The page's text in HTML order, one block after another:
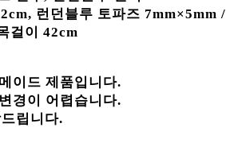
런던블루 토파즈 7mm×5mm /
걸이 42cm
이드 제품입니다.
경이 어렵습니다.
립니다.